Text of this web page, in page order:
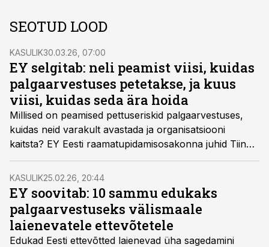
SEOTUD LOOD
KASULIK30.03.26, 07:00
EY selgitab: neli peamist viisi, kuidas
palgaarvestuses petetakse, ja kuus
viisi, kuidas seda ära hoida
Millised on peamised pettuseriskid palgaarvestuses,
kuidas neid varakult avastada ja organisatsiooni
kaitsta? EY Eesti raamatupidamisosakonna juhid Tiina
Kralla ja Kaia Tuvike selgitavad.
KASULIK25.02.26, 20:44
EY soovitab: 10 sammu edukaks
palgaarvestuseks välismaale
laienevatele ettevõtetele
Edukad Eesti ettevõtted laienevad üha sagedamini